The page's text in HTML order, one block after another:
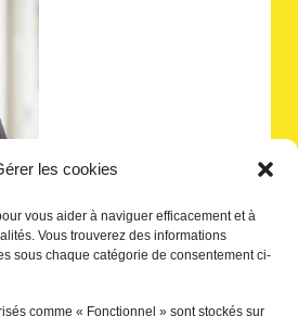
les cookies
vous aider à naviguer efficacement et à
Vous trouverez des informations
sous chaque catégorie de consentement ci-
comme « Fonctionnel » sont stockés sur